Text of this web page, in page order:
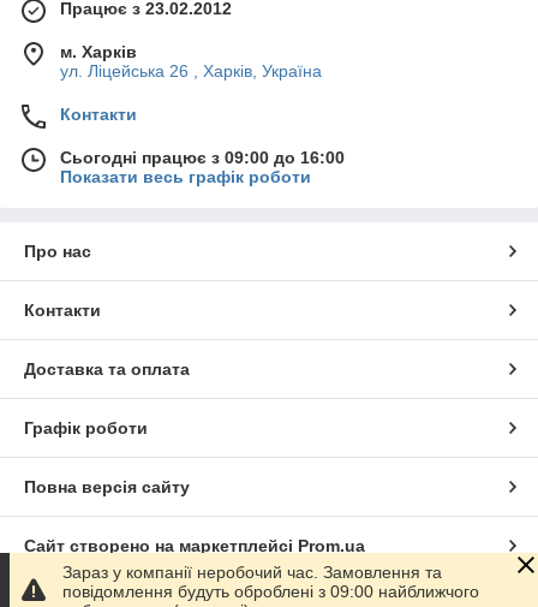
Працює з 23.02.2012
м. Харків
ул. Ліцейська 26 , Харків, Україна
Контакти
Сьогодні працює з 09:00 до 16:00
Показати весь графік роботи
Про нас
Контакти
Доставка та оплата
Графік роботи
Повна версія сайту
Сайт створено на маркетплейсі Prom.ua
Зараз у компанії неробочий час. Замовлення та
повідомлення будуть оброблені з 09:00 найближчого